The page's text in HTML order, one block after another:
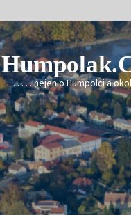
. . . . . nejen o Humpolci a